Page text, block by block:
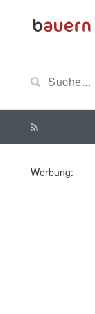
Werbung: